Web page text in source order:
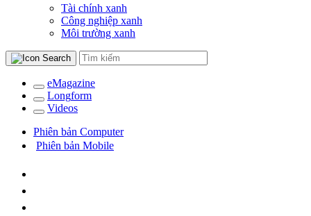
Tài chính xanh
Công nghiệp xanh
Môi trường xanh
eMagazine
Longform
Videos
Phiên bản Computer
Phiên bản Mobile